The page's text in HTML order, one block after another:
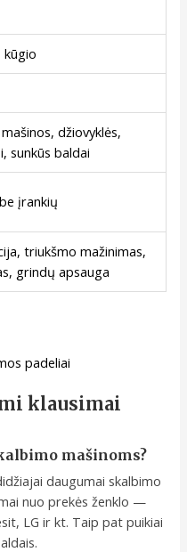
džiovyklės,
sunkūs baldai
įrankių
triukšmo mažinimas,
grindų apsauga
padeliai
klausimai
mašinoms?
daugumai skalbimo
nuo prekės ženklo —
LG ir kt. Taip pat puikiai